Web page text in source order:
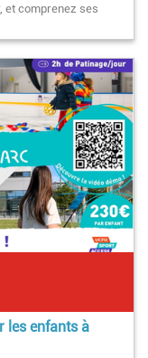
et comprenez ses
les enfants à